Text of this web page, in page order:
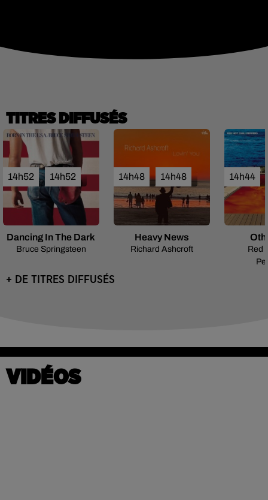
TITRES DIFFUSÉS
14h52 14h52
Bruce Springsteen
Dancing In The Dark
14h48 14h48
Richard Ashcroft
Heavy News
14h44
Red
+ DE TITRES DIFFUSÉS
VIDÉOS